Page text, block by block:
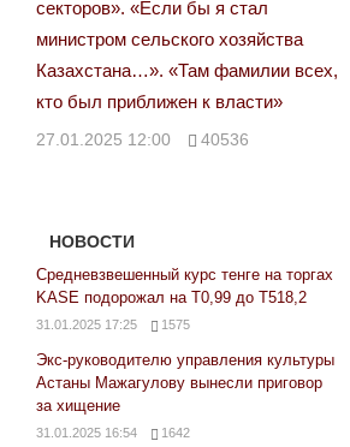
секторов». «Если бы я стал
министром сельского хозяйства
Казахстана…». «Там фамилии всех,
кто был приближен к власти»
27.01.2025 12:00 40536
НОВОСТИ
Средневзвешенный курс тенге на торгах
KASE подорожал на Т0,99 до Т518,2
31.01.2025 17:25 1575
Экс-руководителю управления культуры
Астаны Мажагулову вынесли приговор
за хищение
31.01.2025 16:54 1642